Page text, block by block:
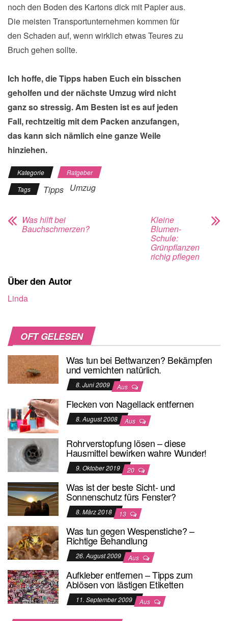
noch den Boden des Kartons dick mit Papier aus.
Die meisten Transportunternehmen kommen für
den Schaden auf, wenn wirklich etwas Teures zu
Bruch gehen sollte.
Ich hoffe, die Tipps haben Euch ein bisschen
geholfen und der nächste Umzug wird nicht
ganz so stressig. Am Besten ist es auf jeden
Fall, rechtzeitig mit dem Packen anzufangen,
das kann sich nämlich eine ganze Weile
hinziehen.
Kategorie
Ratgeber
Tags
Tipps Umzug
Was hilft bei
Bauchschmerzen?
Kleine
Blumen-
Schule:
Grünpflanzen
richig pflegen
Über den Autor
Linda
OFT GELESEN
Was tun bei Bettwanzen? Bekämpfen
und vernichten natürlich.
8. Juni 2009 Aus
Flecken von Nagellack entfernen
8. August 2008 Aus
Rohrverstopfung lösen – diese
Hausmittel bewirken wahre Wunder!
9. Oktober 2019 20
Was ist der beste Sicht- und
Sonnenschutz fürs Fenster?
8. März 2018 13
Was tun gegen Wespenstiche? –
Richtige Behandlung
26. August 2009 Aus
Aufkleber entfernen – Tipps zum
Ablösen von lästigen Etiketten
11. September 2009 Aus